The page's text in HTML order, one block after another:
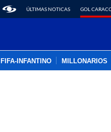
ÚLTIMAS NOTICAS GOL
FIFA-INFANTINO MILLONARIOS